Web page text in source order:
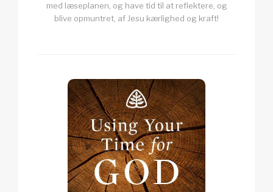
med læseplanen, og have tid til at reflektere, og
blive opmuntret, af Jesu kærlighed og kraft!